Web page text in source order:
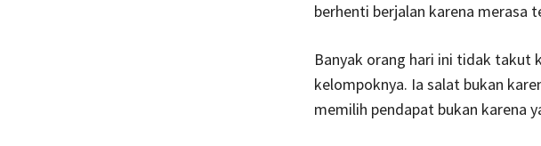
berhenti berjalan karena merasa
Banyak orang hari ini tidak takut
kelompoknya. Ia salat bukan
memilih pendapat bukan karena